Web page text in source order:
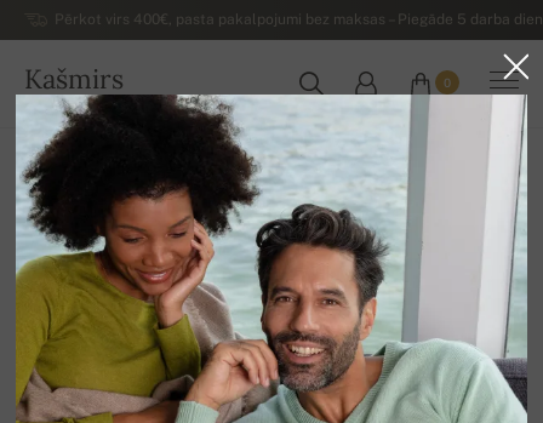
Pērkot virs 400€, pasta pakalpojumi bez maksas – Piegāde 5 darba
Kašmirs
LATVIJA
0
Uz mājām